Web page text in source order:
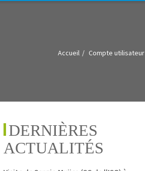
Accueil Compte utilisateur
DERNIÈRES
ACTUALITÉS